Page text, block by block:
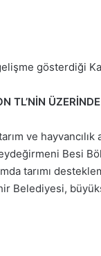
gelişme gösterdiği
TL’NİN
ve
Besi
tarımı
Belediyesi,